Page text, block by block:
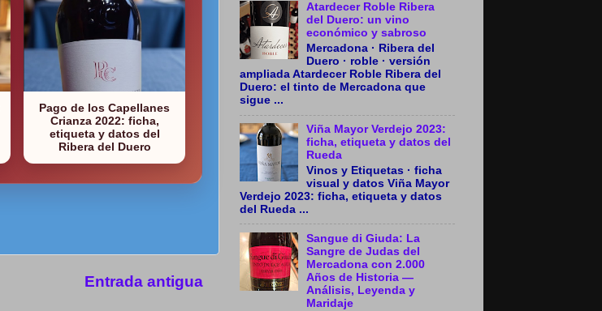
Pago de los Capellanes
Crianza 2022: ficha,
etiqueta y datos del
Ribera del Duero
Entrada antigua
Atardecer Roble Ribera
del Duero: un vino
económico y sabroso
Mercadona · Ribera del
Duero · roble · versión
ampliada Atardecer Roble Ribera del
Duero: el tinto de Mercadona que
sigue ...
Viña Mayor Verdejo 2023:
ficha, etiqueta y datos del
Rueda
Vinos y Etiquetas · ficha
visual y datos Viña Mayor
Verdejo 2023: ficha, etiqueta y datos
del Rueda ...
Sangue di Giuda: La
Sangre de Judas del
Mercadona con 2.000
Años de Historia —
Análisis, Leyenda y
Maridaje